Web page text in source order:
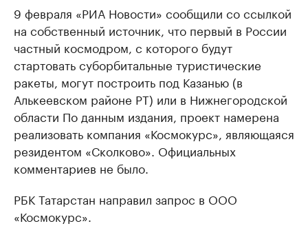
9 февраля «РИА Новости» сообщили со ссылкой
на собственный источник, что первый в России
частный космодром, с которого будут
стартовать суборбитальные туристические
ракеты, могут построить под Казанью (в
Алькеевском районе РТ) или в Нижнегородской
области По данным издания, проект намерена
реализовать компания «Космокурс», являющаяся
резидентом «Сколково». Официальных
комментариев не было.
РБК Татарстан направил запрос в ООО
«Космокурс».